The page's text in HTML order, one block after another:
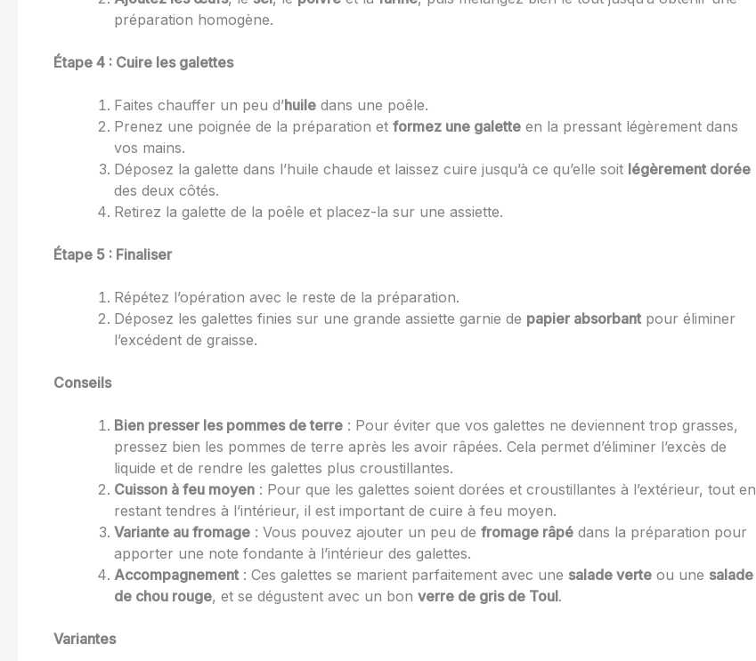
préparation homogène.
Étape 4 : Cuire les galettes
Faites chauffer un peu d’huile dans une poêle.
Prenez une poignée de la préparation et formez une galette en la pressant légèrement dans
vos mains.
Déposez la galette dans l’huile chaude et laissez cuire jusqu’à ce qu’elle soit légèrement dorée
des deux côtés.
Retirez la galette de la poêle et placez-la sur une assiette.
Étape 5 : Finaliser
Répétez l’opération avec le reste de la préparation.
Déposez les galettes finies sur une grande assiette garnie de papier absorbant pour éliminer
l’excédent de graisse.
Conseils
Bien presser les pommes de terre : Pour éviter que vos galettes ne deviennent trop grasses,
pressez bien les pommes de terre après les avoir râpées. Cela permet d’éliminer l’excès de
liquide et de rendre les galettes plus croustillantes.
Cuisson à feu moyen : Pour que les galettes soient dorées et croustillantes à l’extérieur, tout en
restant tendres à l’intérieur, il est important de cuire à feu moyen.
Variante au fromage : Vous pouvez ajouter un peu de fromage râpé dans la préparation pour
apporter une note fondante à l’intérieur des galettes.
Accompagnement : Ces galettes se marient parfaitement avec une salade verte ou une salade
de chou rouge, et se dégustent avec un bon verre de gris de Toul.
Variantes